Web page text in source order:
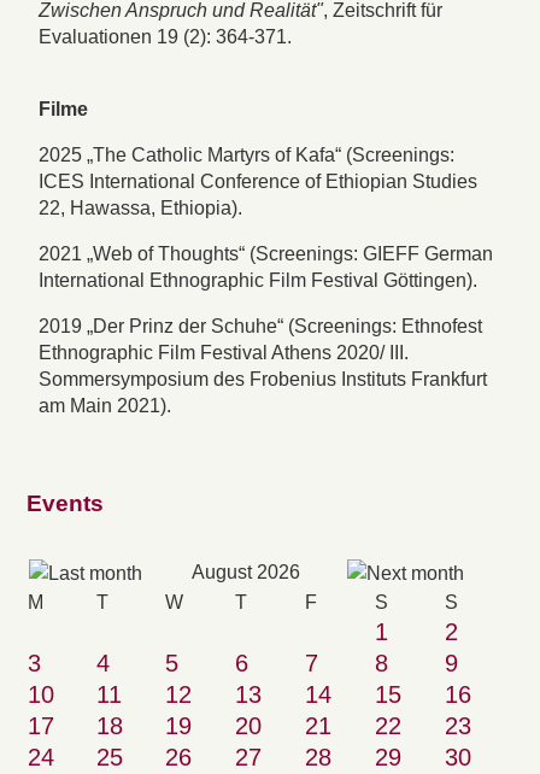
Zwischen Anspruch und Realität", Zeitschrift für
Evaluationen 19 (2): 364-371.
Filme
2025 „The Catholic Martyrs of Kafa“ (Screenings:
ICES International Conference of Ethiopian Studies
22, Hawassa, Ethiopia).
2021 „Web of Thoughts“ (Screenings: GIEFF German
International Ethnographic Film Festival Göttingen).
2019 „Der Prinz der Schuhe“ (Screenings: Ethnofest
Ethnographic Film Festival Athens 2020/ III.
Sommersymposium des Frobenius Instituts Frankfurt
am Main 2021).
Events
August 2026
M T W T F S S
1
2
3
4 5 6 7 8
9
10
11 12 13 14 15
16
17
18 19 20 21 22
23
24
25 26 27 28 29
30